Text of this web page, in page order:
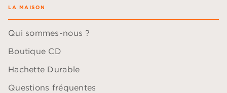
LA MAISON
Qui sommes-nous ?
Boutique CD
Hachette Durable
Questions fréquentes